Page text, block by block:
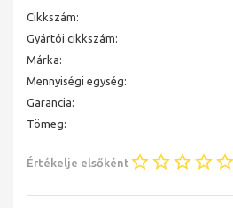
Cikkszám:
Gyártói cikkszám:
Márka:
Mennyiségi egység:
Garancia:
Tömeg:
Értékelje elsőként